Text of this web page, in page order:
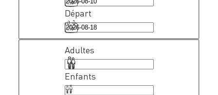
Départ
Adultes
Enfants